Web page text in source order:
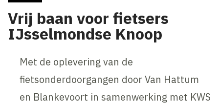
Vrij baan voor fietsers
IJsselmondse Knoop
Met de oplevering van de
fietsonderdoorgangen door Van Hattum
en Blankevoort in samenwerking met KWS